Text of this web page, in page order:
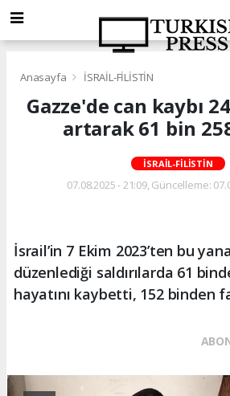
Anasayfa İSRAİL-FİLİSTİN
Gazze'de can kaybı
artarak 61 bin
İSRAİL-FİLİSTİN
07.08.2025 - 21:09, Güncelleme:
İsrail’in 7 Ekim 2023’ten bu
düzenlediği saldırılarda 61
hayatını kaybetti, 152 binden